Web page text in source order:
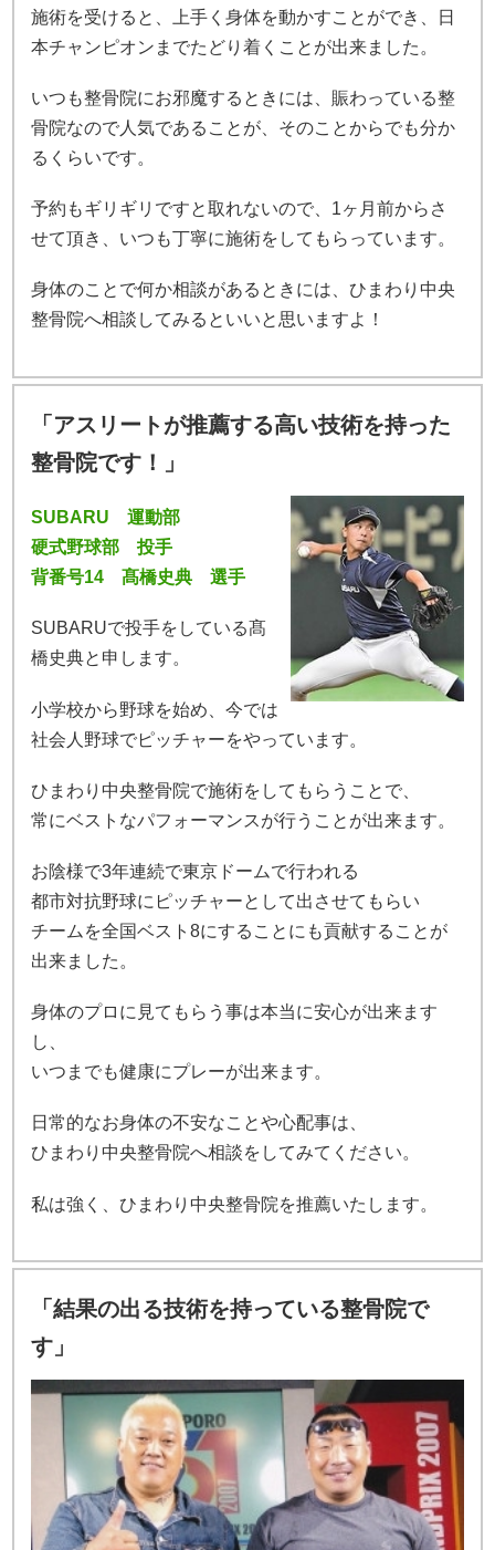
施術を受けると、上手く身体を動かすことができ、日
本チャンピオンまでたどり着くことが出来ました。
いつも整骨院にお邪魔するときには、賑わっている整
骨院なので人気であることが、そのことからでも分か
るくらいです。
予約もギリギリですと取れないので、1ヶ月前からさ
せて頂き、いつも丁寧に施術をしてもらっています。
身体のことで何か相談があるときには、ひまわり中央
整骨院へ相談してみるといいと思いますよ！
「アスリートが推薦する高い技術を持った
整骨院です！」
SUBARU 運動部
硬式野球部 投手
背番号14 髙橋史典 選手
SUBARUで投手をしている髙
橋史典と申します。
小学校から野球を始め、今では
社会人野球でピッチャーをやっています。
ひまわり中央整骨院で施術をしてもらうことで、
常にベストなパフォーマンスが行うことが出来ます。
お陰様で3年連続で東京ドームで行われる
都市対抗野球にピッチャーとして出させてもらい
チームを全国ベスト8にすることにも貢献することが
出来ました。
身体のプロに見てもらう事は本当に安心が出来ます
し、
いつまでも健康にプレーが出来ます。
日常的なお身体の不安なことや心配事は、
ひまわり中央整骨院へ相談をしてみてください。
私は強く、ひまわり中央整骨院を推薦いたします。
「結果の出る技術を持っている整骨院で
す」